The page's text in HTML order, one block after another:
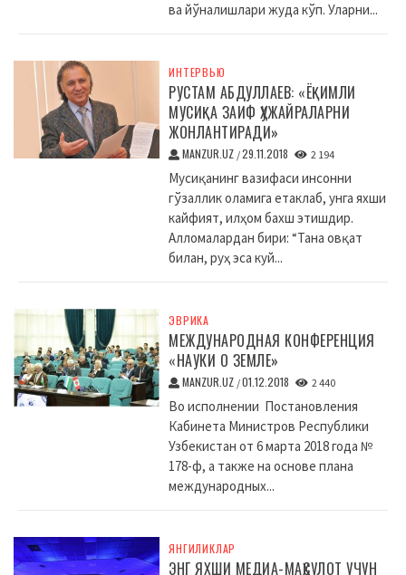
ва йўналишлари жуда кўп. Уларни...
ИНТЕРВЬЮ
РУСТАМ АБДУЛЛАЕВ: «ЁҚИМЛИ
МУСИҚА ЗАИФ ҲУЖАЙРАЛАРНИ
ЖОНЛАНТИРАДИ»
MANZUR.UZ /29.11.2018 2 194
Мусиқанинг вазифаси инсонни
гўзаллик оламига етаклаб, унга яхши
кайфият, илҳом бахш этишдир.
Алломалардан бири: “Тана овқат
билан, руҳ эса куй...
ЭВРИКА
МЕЖДУНАРОДНАЯ КОНФЕРЕНЦИЯ
«НАУКИ О ЗЕМЛЕ»
MANZUR.UZ /01.12.2018 2 440
Во исполнении Постановления
Кабинета Министров Республики
Узбекистан от 6 марта 2018 года №
178-ф, а также на основе плана
международных...
ЯНГИЛИКЛАР
ЭНГ ЯХШИ МЕДИА-МАҲСУЛОТ УЧУН